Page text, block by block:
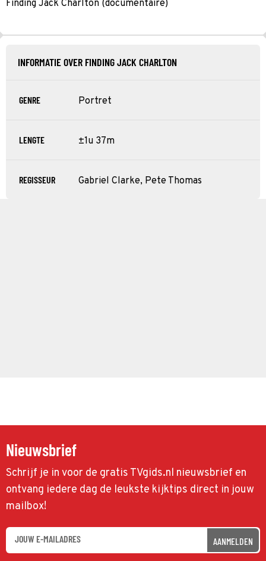
Finding Jack Charlton (documentaire)
INFORMATIE OVER FINDING JACK CHARLTON
GENRE Portret
LENGTE ±1u 37m
REGISSEUR Gabriel Clarke, Pete Thomas
Nieuwsbrief
Schrijf je in voor de gratis TVgids.nl nieuwsbrief en
ontvang iedere dag de leukste kijktips direct in jouw
mailbox!
AANMELDEN